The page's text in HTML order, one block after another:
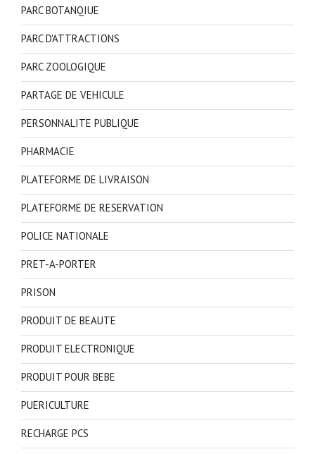
PARC BOTANQIUE
PARC D'ATTRACTIONS
PARC ZOOLOGIQUE
PARTAGE DE VEHICULE
PERSONNALITE PUBLIQUE
PHARMACIE
PLATEFORME DE LIVRAISON
PLATEFORME DE RESERVATION
POLICE NATIONALE
PRET-A-PORTER
PRISON
PRODUIT DE BEAUTE
PRODUIT ELECTRONIQUE
PRODUIT POUR BEBE
PUERICULTURE
RECHARGE PCS